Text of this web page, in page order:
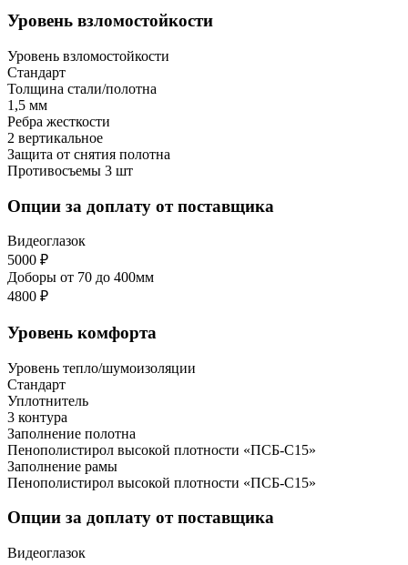
Уровень взломостойкости
Уровень взломостойкости
Стандарт
Толщина стали/полотна
1,5 мм
Ребра жесткости
2 вертикальное
Защита от снятия полотна
Противосъемы 3 шт
Опции за доплату от поставщика
Видеоглазок
5000 ₽
Доборы от 70 до 400мм
4800 ₽
Уровень комфорта
Уровень тепло/шумоизоляции
Стандарт
Уплотнитель
3 контура
Заполнение полотна
Пенополистирол высокой плотности «ПСБ-С15»
Заполнение рамы
Пенополистирол высокой плотности «ПСБ-С15»
Опции за доплату от поставщика
Видеоглазок